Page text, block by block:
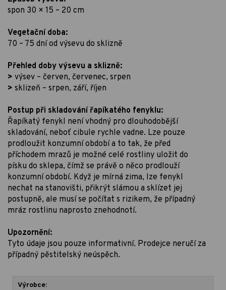
spon 30 × 15 – 20 cm
Vegetační doba:
70 – 75 dní od výsevu do sklizně
Přehled doby výsevu a sklizně:
> výsev – červen, červenec, srpen
> sklizeň – srpen, září, říjen
Postup při skladování řapíkatého fenyklu:
Řapíkatý fenykl není vhodný pro dlouhodobější
skladování, neboť cibule rychle vadne. Lze pouze
prodloužit konzumní období a to tak, že před
příchodem mrazů je možné celé rostliny uložit do
písku do sklepa, čímž se právě o něco prodlouží
konzumní období. Když je mírná zima, lze fenykl
nechat na stanovišti, přikrýt slámou a sklízet jej
postupně, ale musí se počítat s rizikem, že případný
mráz rostlinu naprosto znehodnotí.
Upozornění:
Tyto údaje jsou pouze informativní. Prodejce neručí za
případný pěstitelský neúspěch.
Výrobce: